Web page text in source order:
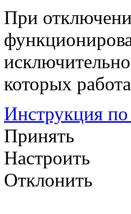
При
которых
Инструкция
Принять
Настроить
Отклонить